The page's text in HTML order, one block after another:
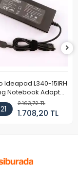
Ideapad L340-15IRH
Notebook Adaptör
Şarj Aleti (150W)
2.163,72 TL
1.708,20 TL